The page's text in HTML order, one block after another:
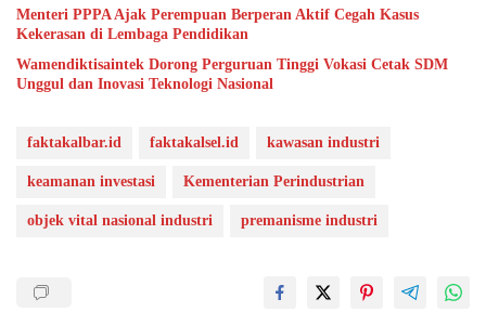
Menteri PPPA Ajak Perempuan Berperan Aktif Cegah Kasus
Kekerasan di Lembaga Pendidikan
Wamendiktisaintek Dorong Perguruan Tinggi Vokasi Cetak SDM
Unggul dan Inovasi Teknologi Nasional
faktakalbar.id faktakalsel.id kawasan industri
keamanan investasi Kementerian Perindustrian
objek vital nasional industri premanisme industri